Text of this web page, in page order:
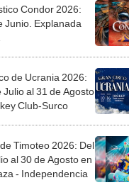
Condor 2026:
Junio. Explanada
de Ucrania 2026:
Julio al 31 de Agosto
Club-Surco
Timoteo 2026: Del
al 30 de Agosto en
- Independencia